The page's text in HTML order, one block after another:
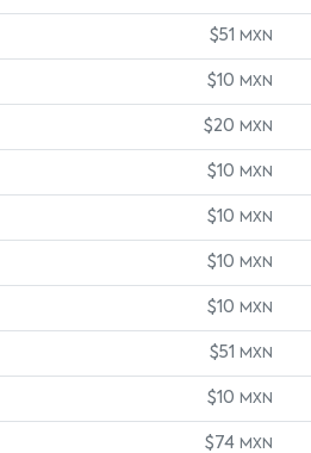
$51 MXN
$10 MXN
$20 MXN
$10 MXN
$10 MXN
$10 MXN
$10 MXN
$51 MXN
$10 MXN
$74 MXN